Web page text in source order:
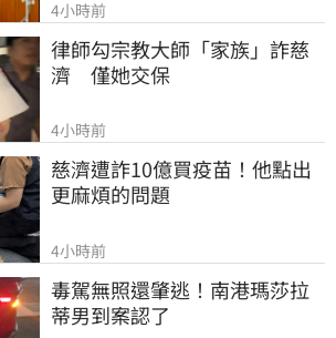
4小時前
律師勾宗教大師「家族」詐慈
濟　僅她交保
4小時前
慈濟遭詐10億買疫苗！他點出
更麻煩的問題
4小時前
毒駕無照還肇逃！南港瑪莎拉
蒂男到案認了